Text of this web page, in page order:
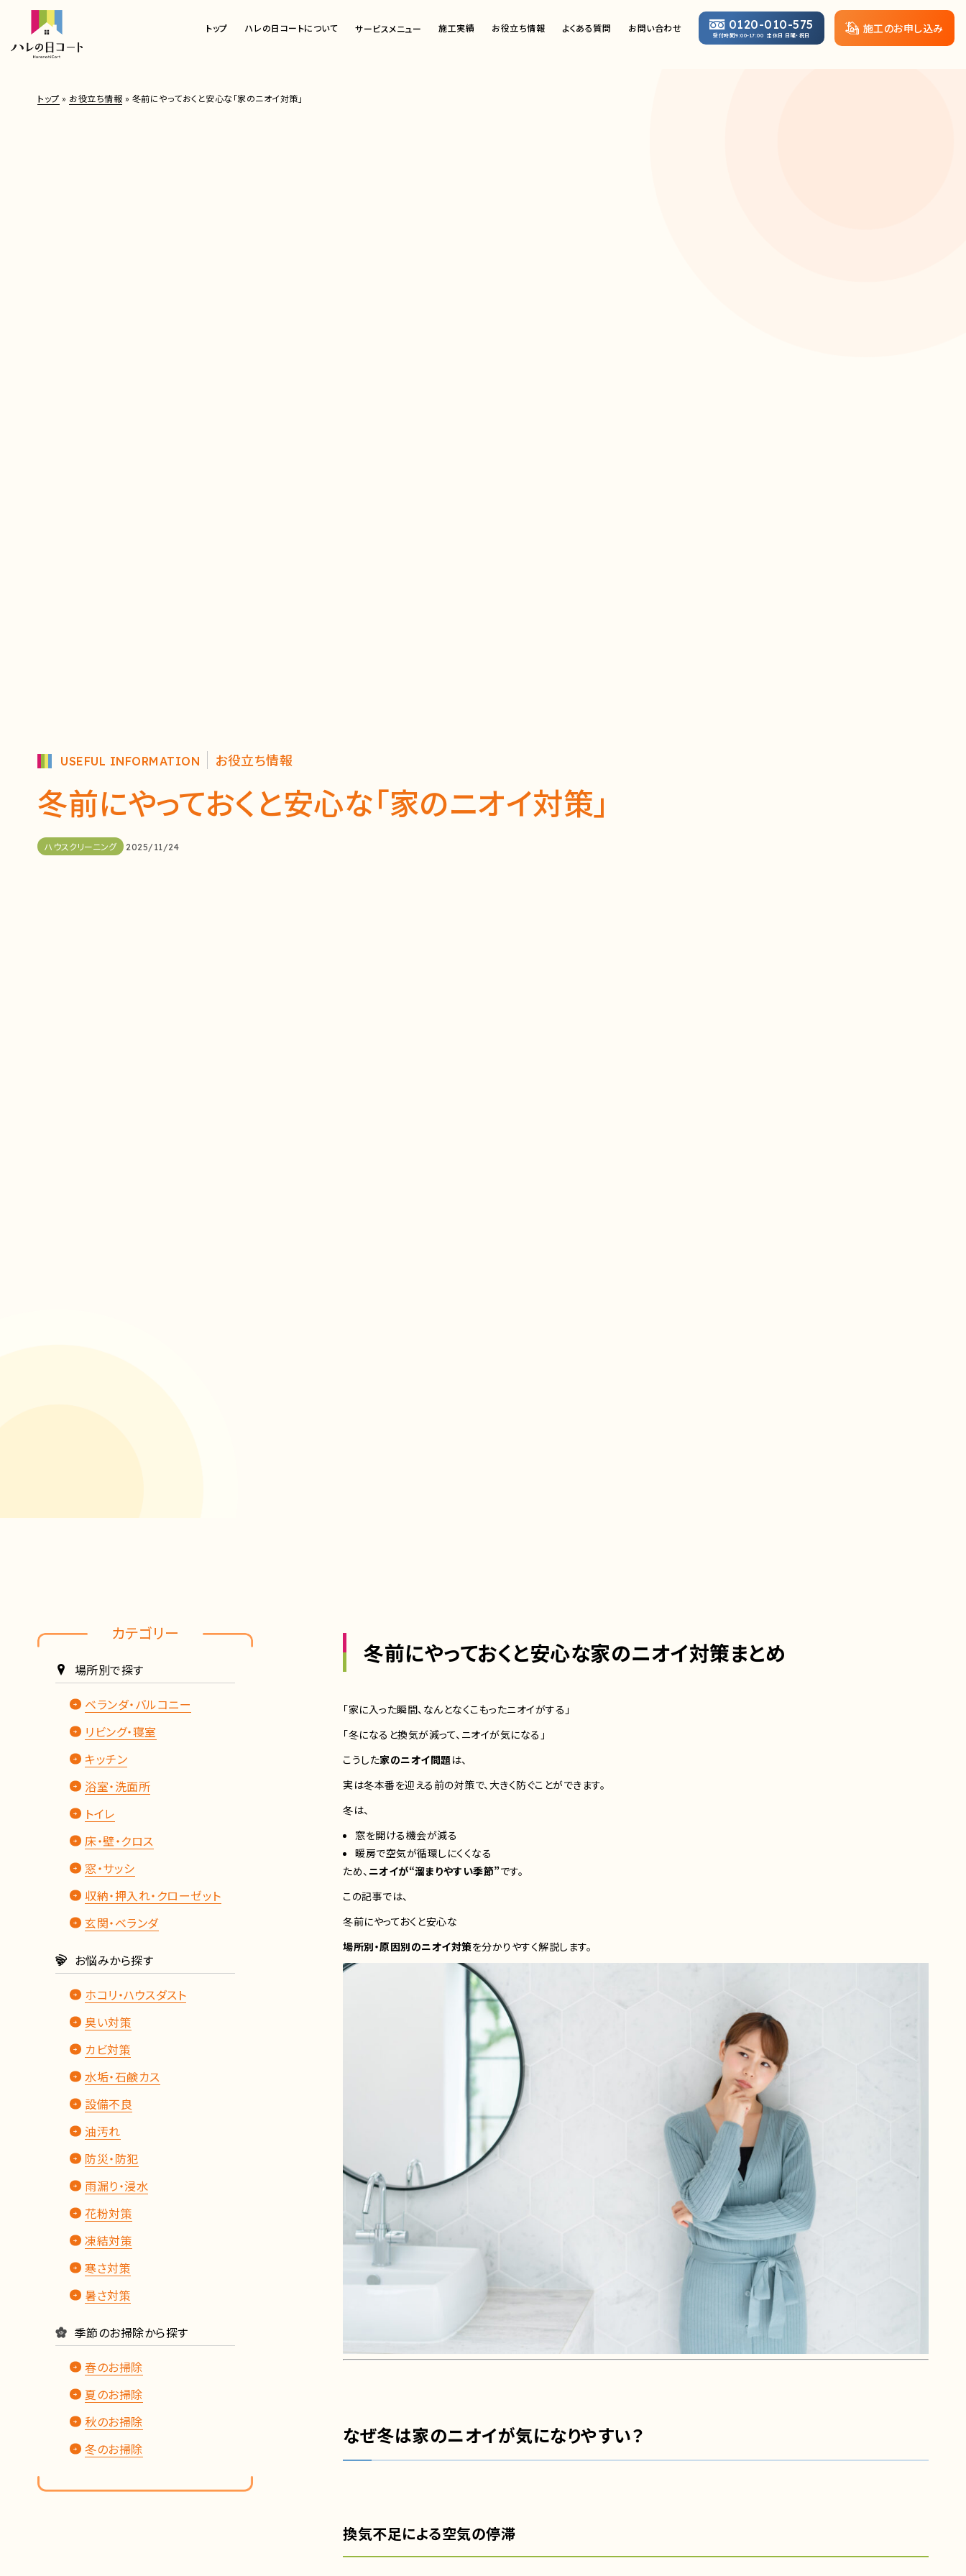
トップ ハレの日コートについて サービスメニュー 施工実績 お役立ち情報 よくある質問 お問い合わせ 0120-010-575
受付時間9:00-17:00 定休日 日曜・祝日
施工のお申し込み
トップ » お役立ち情報 » 冬前にやっておくと安心な「家のニオイ対策」
USEFUL INFORMATION お役立ち情報
冬前にやっておくと安心な「家のニオイ対策」
ハウスクリーニング 2025/11/24
カテゴリー
場所別で探す
ベランダ・バルコニー
リビング・寝室
キッチン
浴室・洗面所
トイレ
床・壁・クロス
窓・サッシ
収納・押入れ・クローゼット
玄関・ベランダ
お悩みから探す
ホコリ・ハウスダスト
臭い対策
カビ対策
水垢・石鹸カス
設備不良
油汚れ
防災・防犯
雨漏り・浸水
花粉対策
凍結対策
寒さ対策
暑さ対策
季節のお掃除から探す
春のお掃除
夏のお掃除
秋のお掃除
冬のお掃除
冬前にやっておくと安心な家のニオイ対策まとめ
「家に入った瞬間、なんとなくこもったニオイがする」
「冬になると換気が減って、ニオイが気になる」
こうした家のニオイ問題は、
実は冬本番を迎える前の対策で、大きく防ぐことができます。
冬は、
窓を開ける機会が減る
暖房で空気が循環しにくくなる
ため、 ニオイが“溜まりやすい季節”です。
この記事では、
冬前にやっておくと安心な
場所別・原因別のニオイ対策を分かりやすく解説します。
なぜ冬は家のニオイが気になりやすい？
換気不足による空気の停滞